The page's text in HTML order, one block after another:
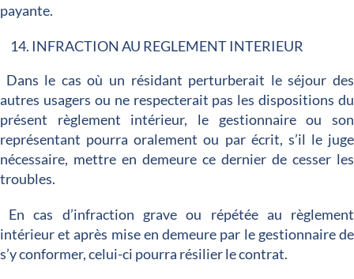
payante.
INFRACTION AU REGLEMENT INTERIEUR
Dans le cas où un résidant perturberait le séjour des
autres usagers ou ne respecterait pas les dispositions du
présent règlement intérieur, le gestionnaire ou son
représentant pourra oralement ou par écrit, s’il le juge
nécessaire, mettre en demeure ce dernier de cesser les
troubles.
En cas d’infraction grave ou répétée au règlement
intérieur et après mise en demeure par le gestionnaire de
s’y conformer, celui-ci pourra résilier le contrat.